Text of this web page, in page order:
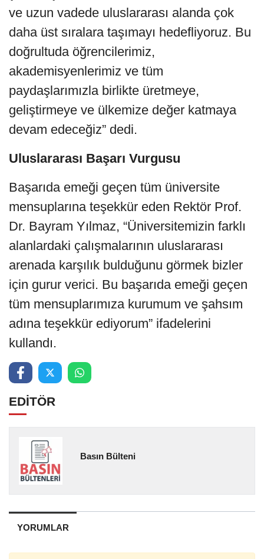
ve uzun vadede uluslararası alanda çok
daha üst sıralara taşımayı hedefliyoruz. Bu
doğrultuda öğrencilerimiz,
akademisyenlerimiz ve tüm
paydaşlarımızla birlikte üretmeye,
geliştirmeye ve ülkemize değer katmaya
devam edeceğiz” dedi.
Uluslararası Başarı Vurgusu
Başarıda emeği geçen tüm üniversite
mensuplarına teşekkür eden Rektör Prof.
Dr. Bayram Yılmaz, “Üniversitemizin farklı
alanlardaki çalışmalarının uluslararası
arenada karşılık bulduğunu görmek bizler
için gurur verici. Bu başarıda emeği geçen
tüm mensuplarımıza kurumum ve şahsım
adına teşekkür ediyorum” ifadelerini
kullandı.
EDİTÖR
Basın Bülteni
YORUMLAR